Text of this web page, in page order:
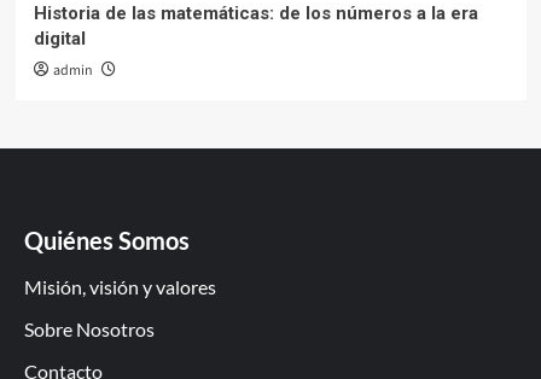
Historia de las matemáticas: de los números a la era
digital
admin
Quiénes Somos
Misión, visión y valores
Sobre Nosotros
Contacto